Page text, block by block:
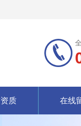
质 在线